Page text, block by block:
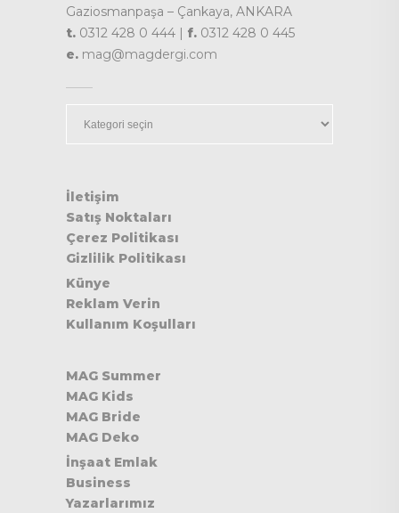
Gaziosmanpaşa – Çankaya, ANKARA
t. 0312 428 0 444 | f. 0312 428 0 445
e. mag@magdergi.com
İletişim
Satış Noktaları
Çerez Politikası
Gizlilik Politikası
Künye
Reklam Verin
Kullanım Koşulları
MAG Summer
MAG Kids
MAG Bride
MAG Deko
İnşaat Emlak
Business
Yazarlarımız